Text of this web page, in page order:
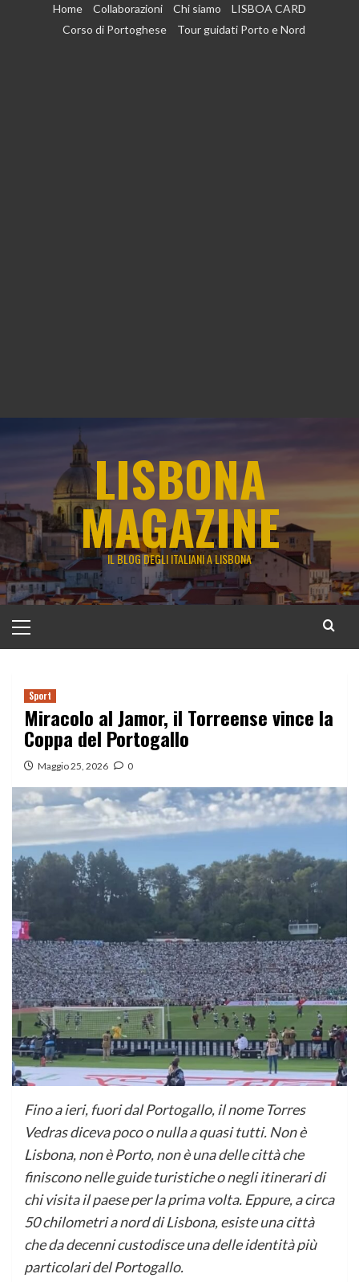
Home Collaborazioni Chi siamo
LISBOA CARD
Corso di Portoghese
Tour guidati Porto e Nord
LISBONA
MAGAZINE
IL BLOG DEGLI ITALIANI A LISBONA
principale
Sport
Miracolo al Jamor, il Torreense vince la
Coppa del Portogallo
Maggio 25, 2026 0
Fino a ieri, fuori dal Portogallo, il nome Torres
Vedras diceva poco o nulla a quasi tutti. Non è
Lisbona, non è Porto, non è una delle città che
finiscono nelle guide turistiche o negli itinerari di
chi visita il paese per la prima volta. Eppure, a circa
50 chilometri a nord di Lisbona, esiste una città
che da decenni custodisce una delle identità più
particolari del Portogallo.